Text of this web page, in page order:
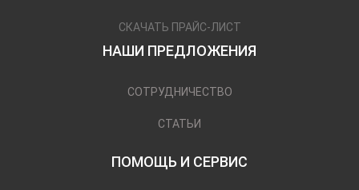
СКАЧАТЬ ПРАЙС-ЛИСТ
НАШИ ПРЕДЛОЖЕНИЯ
СОТРУДНИЧЕСТВО
СТАТЬИ
ПОМОЩЬ И СЕРВИС